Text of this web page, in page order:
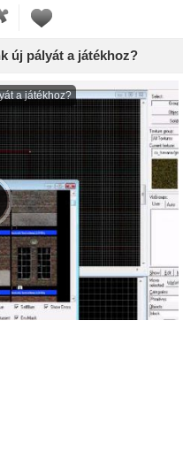
új pályát a játékhoz?